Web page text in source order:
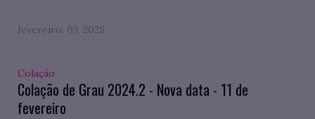
fevereiro. 03, 2025
Colação
Colação de Grau 2024.2 - Nova data - 11 de
fevereiro